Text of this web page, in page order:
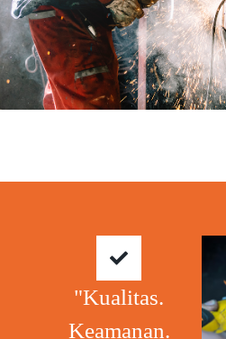
"Kualitas.
Keamanan.